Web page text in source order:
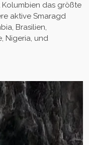
Kolumbien das größte
aktive Smaragd
Brasilien,
Nigeria, und